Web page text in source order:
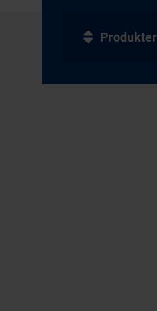
Produkter